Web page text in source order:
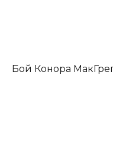
Бой Конора